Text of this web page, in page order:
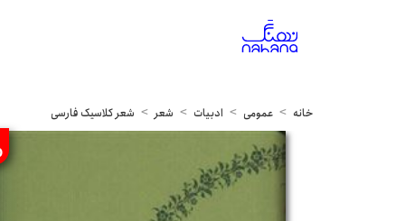
خانه عمومی ادبیات شعر شعر کلاسیک فارسی